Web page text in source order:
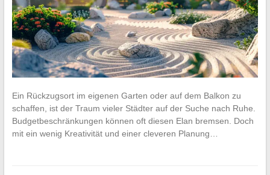
Ein Rückzugsort im eigenen Garten oder auf dem Balkon zu
schaffen, ist der Traum vieler Städter auf der Suche nach Ruhe.
Budgetbeschränkungen können oft diesen Elan bremsen. Doch
mit ein wenig Kreativität und einer cleveren Planung…